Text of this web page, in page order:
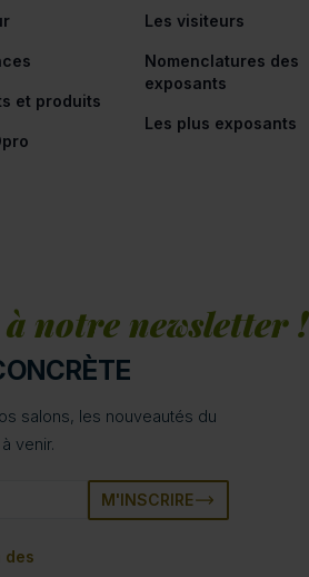
et produits
Les visiteurs
Nomenclatures des
exposants
Les plus exposants
notre newsletter !
salons, les nouveautés du
venir.
des
M'INSCRIRE